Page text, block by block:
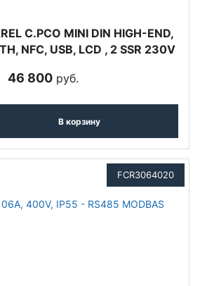
C.PCO MINI DIN HIGH-END,
NFC, USB, LCD , 2 SSR 230V
46 800руб.
В корзину
FCR3064020